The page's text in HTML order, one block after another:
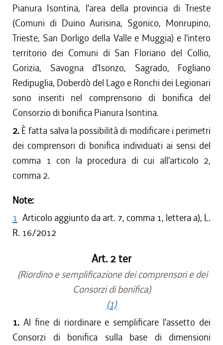
Pianura Isontina, l'area della provincia di Trieste
(Comuni di Duino Aurisina, Sgonico, Monrupino,
Trieste, San Dorligo della Valle e Muggia) e l'intero
territorio dei Comuni di San Floriano del Collio,
Gorizia, Savogna d'Isonzo, Sagrado, Fogliano
Redipuglia, Doberdò del Lago e Ronchi dei Legionari
sono inseriti nel comprensorio di bonifica del
Consorzio di bonifica Pianura Isontina.
2. È fatta salva la possibilità di modificare i perimetri
dei comprensori di bonifica individuati ai sensi del
comma 1 con la procedura di cui all'articolo 2,
comma 2.
Note:
1 Articolo aggiunto da art. 7, comma 1, lettera a), L.
R. 16/2012
Art. 2 ter
(Riordino e semplificazione dei comprensori e dei
Consorzi di bonifica)
(1)
1. Al fine di riordinare e semplificare l'assetto dei
Consorzi di bonifica sulla base di dimensioni